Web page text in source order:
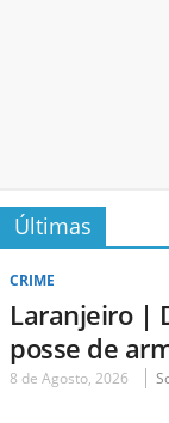
Últimas
CRIME
Laranjeiro |
posse de
8 de Agosto, 2026